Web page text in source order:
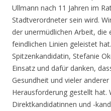
Ullmann nach 11 Jahren im
Stadtverordneter sein wird.
der unermüdlichen Arbeit,
feindlichen Linien geleistet
Spitzenkandidatin, Stefanie
Einsatz und dafür danken,
Gesundheit und vieler
Herausforderung gestellt hat.
Direktkandidatinnen und -